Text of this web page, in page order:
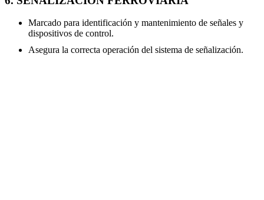
Marcado para identificación y mantenimiento de señales y
dispositivos de control.
Asegura la correcta operación del sistema de señalización.